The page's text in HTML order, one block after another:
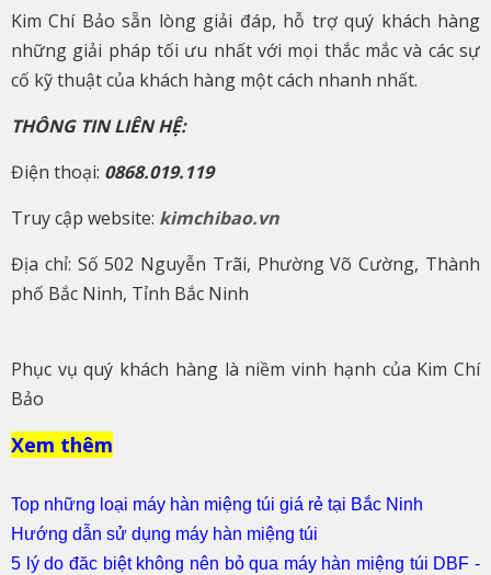
Kim Chí Bảo sẵn lòng giải đáp, hỗ trợ quý khách hàng
những giải pháp tối ưu nhất với mọi thắc mắc và các sự
cố kỹ thuật của khách hàng một cách nhanh nhất.
THÔNG TIN LIÊN HỆ:
Điện thoại: 0868.019.119
Truy cập website: kimchibao.vn
Địa chỉ: Số 502 Nguyễn Trãi, Phường Võ Cường, Thành
phố Bắc Ninh, Tỉnh Bắc Ninh
Phục vụ quý khách hàng là niềm vinh hạnh của Kim Chí
Bảo
Xem thêm
Top những loại máy hàn miệng túi giá rẻ tại Bắc Ninh
Hướng dẫn sử dụng máy hàn miệng túi
5 lý do đăc biệt không nên bỏ qua máy hàn miệng túi DBF -